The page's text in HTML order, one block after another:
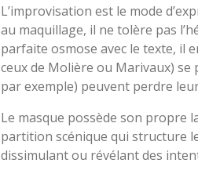
L’improvisation est le mode
au maquillage, il ne tolère pas
parfaite osmose avec le texte, il
ceux de Molière ou Marivaux)
par exemple) peuvent perdre
Le masque possède son propre
partition scénique qui structure
dissimulant ou révélant des